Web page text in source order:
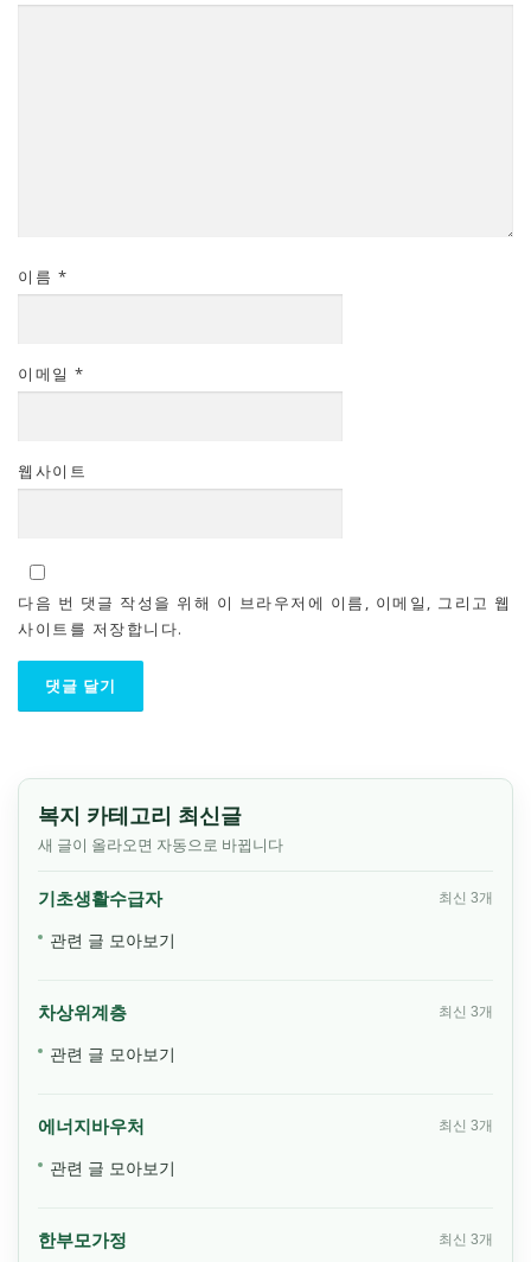
이름 *
이메일 *
웹사이트
다음 번 댓글 작성을 위해 이 브라우저에 이름, 이메일, 그리고 웹
사이트를 저장합니다.
복지 카테고리 최신글
새 글이 올라오면 자동으로 바뀝니다
기초생활수급자 최신 3개
관련 글 모아보기
차상위계층 최신 3개
관련 글 모아보기
에너지바우처 최신 3개
관련 글 모아보기
한부모가정 최신 3개